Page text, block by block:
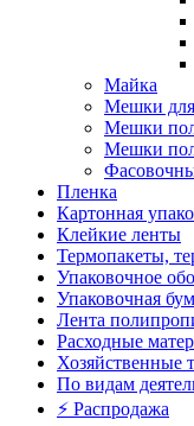
Майка
Мешки
Мешки
Мешки
Пленка
Картонная
Клейкие ленты
Термопакеты,
Упаковочное
Упаковочная
Лента
Расходные
Хозяйственные
По видам
⚡️ Распродажа